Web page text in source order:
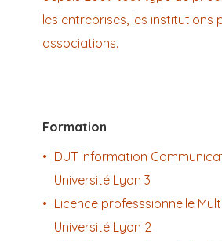
les entreprises, les institutions
associations.
Formation
DUT Information
Université Lyon 3
Licence professsionnelle
Université Lyon 2